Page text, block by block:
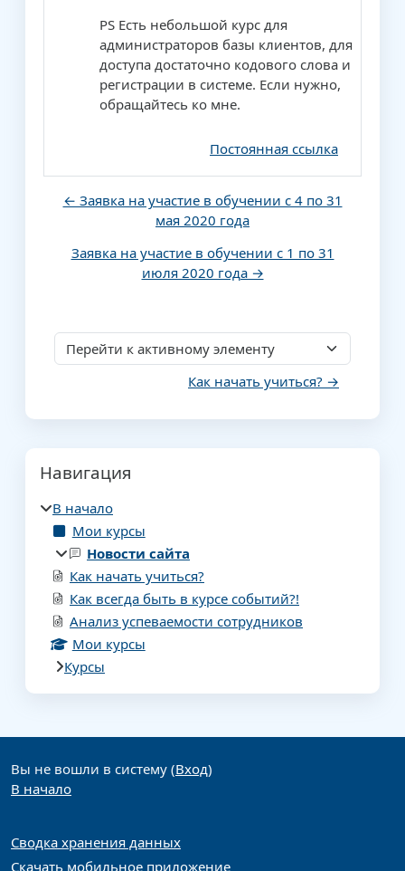
PS Есть небольшой курс для
администраторов базы клиентов, для
доступа достаточно кодового слова и
регистрации в системе. Если нужно,
обращайтесь ко мне.
Постоянная ссылка
← Заявка на участие в обучении с 4 по 31
мая 2020 года
Заявка на участие в обучении с 1 по 31
июля 2020 года →
Перейти к активному элементу
Как начать учиться? →
Блоки
Навигация
В начало
Мои курсы
Новости сайта
Как начать учиться?
Как всегда быть в курсе событий?!
Анализ успеваемости сотрудников
Мои курсы
Курсы
Дополнительные блоки
Вы не вошли в систему (Вход)
В начало
Сводка хранения данных
Скачать мобильное приложение